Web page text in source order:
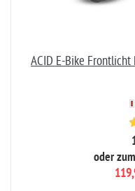
ACID E-Bike Frontlicht
oder